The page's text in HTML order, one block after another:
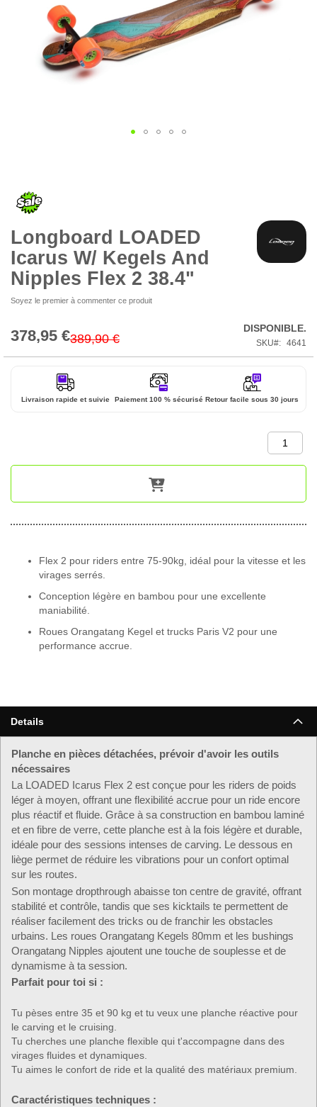
beginning
of
images
Longboard LOADED
Icarus W/ Kegels And
Nipples Flex 2 38.4"
Soyez le premier à commenter ce produit
Prix
378,95 €389,90 €
DISPONIBLE.
SKU 4641
Livraison rapide et suivie Paiement 100 % sécurisé Retour facile sous 30 jours
Flex 2 pour riders entre 75-90kg, idéal pour la vitesse et les
virages serrés.
Conception légère en bambou pour une excellente
maniabilité.
Roues Orangatang Kegel et trucks Paris V2 pour une
performance accrue.
Details
Planche en pièces détachées, prévoir d'avoir les outils
nécessaires
La LOADED Icarus Flex 2 est conçue pour les riders de poids
léger à moyen, offrant une flexibilité accrue pour un ride encore
plus réactif et fluide. Grâce à sa construction en bambou laminé
et en fibre de verre, cette planche est à la fois légère et durable,
idéale pour des sessions intenses de carving. Le dessous en
liège permet de réduire les vibrations pour un confort optimal
sur les routes.
Son montage dropthrough abaisse ton centre de gravité, offrant
stabilité et contrôle, tandis que ses kicktails te permettent de
réaliser facilement des tricks ou de franchir les obstacles
urbains. Les roues Orangatang Kegels 80mm et les bushings
Orangatang Nipples ajoutent une touche de souplesse et de
dynamisme à ta session.
Parfait pour toi si :
Tu pèses entre 35 et 90 kg et tu veux une planche réactive pour
le carving et le cruising.
Tu cherches une planche flexible qui t'accompagne dans des
virages fluides et dynamiques.
Tu aimes le confort de ride et la qualité des matériaux premium.
Caractéristiques techniques :